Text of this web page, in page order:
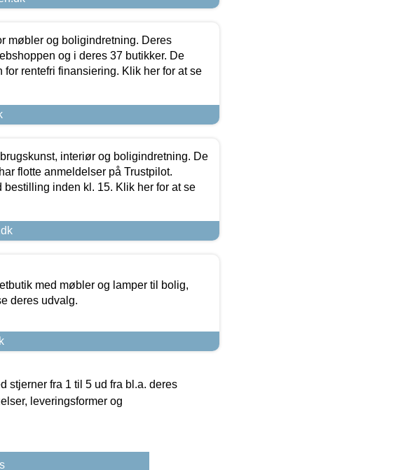
møbler og boligindretning. Deres
og i deres 37 butikker. De
rentefri finansiering. Klik her for at se
interiør og boligindretning. De
flotte anmeldelser på Trustpilot.
inden kl. 15. Klik her for at se
med møbler og lamper til bolig,
deres udvalg.
stjerner fra 1 til 5 ud fra bl.a. deres
leveringsformer og